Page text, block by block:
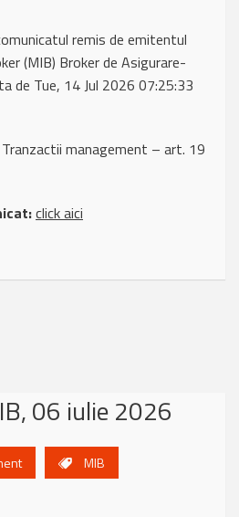
remis de emitentul
(MIB) Broker de Asigurare-
de Tue, 14 Jul 2026 07:25:33
Tranzactii management – art. 19
click aici
06 iulie 2026
MIB